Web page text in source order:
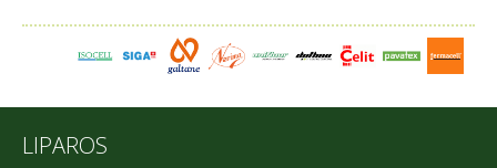
LIPAROS